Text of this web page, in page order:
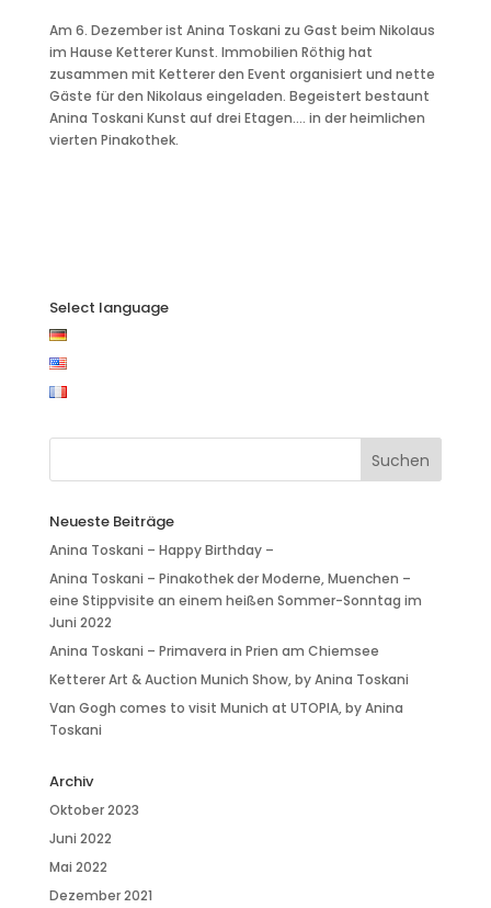
Am 6. Dezember ist Anina Toskani zu Gast beim Nikolaus
im Hause Ketterer Kunst. Immobilien Röthig hat
zusammen mit Ketterer den Event organisiert und nette
Gäste für den Nikolaus eingeladen. Begeistert bestaunt
Anina Toskani Kunst auf drei Etagen…. in der heimlichen
vierten Pinakothek.
Select language
Neueste Beiträge
Anina Toskani – Happy Birthday –
Anina Toskani – Pinakothek der Moderne, Muenchen –
eine Stippvisite an einem heißen Sommer-Sonntag im
Juni 2022
Anina Toskani – Primavera in Prien am Chiemsee
Ketterer Art & Auction Munich Show, by Anina Toskani
Van Gogh comes to visit Munich at UTOPIA, by Anina
Toskani
Archiv
Oktober 2023
Juni 2022
Mai 2022
Dezember 2021